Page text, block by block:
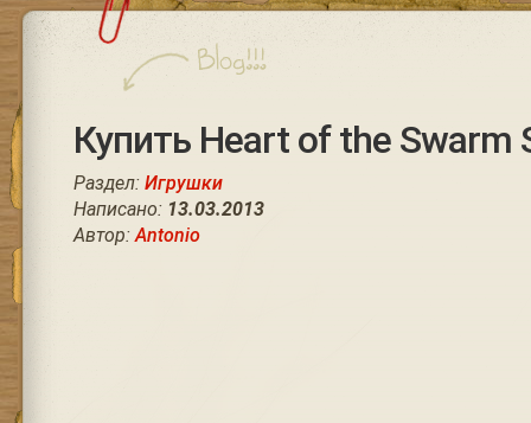
Купить Heart of the Swarm
Раздел: Игрушки
Написано: 13.03.2013
Автор:Antonio